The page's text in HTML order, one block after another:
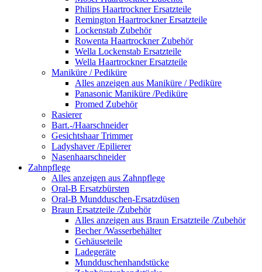
Philips Haartrockner Ersatzteile
Remington Haartrockner Ersatzteile
Lockenstab Zubehör
Rowenta Haartrockner Zubehör
Wella Lockenstab Ersatzteile
Wella Haartrockner Ersatzteile
Maniküre / Pediküre
Alles anzeigen aus Maniküre / Pediküre
Panasonic Maniküre /Pediküre
Promed Zubehör
Rasierer
Bart.-/Haarschneider
Gesichtshaar Trimmer
Ladyshaver /Epilierer
Nasenhaarschneider
Zahnpflege
Alles anzeigen aus Zahnpflege
Oral-B Ersatzbürsten
Oral-B Mundduschen-Ersatzdüsen
Braun Ersatzteile /Zubehör
Alles anzeigen aus Braun Ersatzteile /Zubehör
Becher /Wasserbehälter
Gehäuseteile
Ladegeräte
Mundduschenhandstücke